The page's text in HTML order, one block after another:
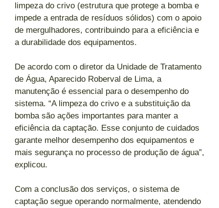
limpeza do crivo (estrutura que protege a bomba e
impede a entrada de resíduos sólidos) com o apoio
de mergulhadores, contribuindo para a eficiência e
a durabilidade dos equipamentos.
De acordo com o diretor da Unidade de Tratamento
de Água, Aparecido Roberval de Lima, a
manutenção é essencial para o desempenho do
sistema. “A limpeza do crivo e a substituição da
bomba são ações importantes para manter a
eficiência da captação. Esse conjunto de cuidados
garante melhor desempenho dos equipamentos e
mais segurança no processo de produção de água”,
explicou.
Com a conclusão dos serviços, o sistema de
captação segue operando normalmente, atendendo